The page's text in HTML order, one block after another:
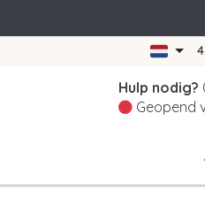
Hulp nodig?
Geopend